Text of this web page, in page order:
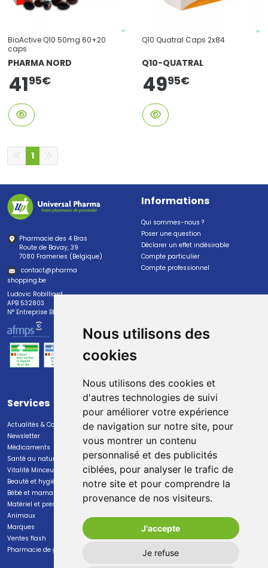
Nous utilisons des
cookies
Nous utilisons des cookies et
d'autres technologies de suivi
pour améliorer votre expérience
de navigation sur notre site, pour
vous montrer un contenu
personnalisé et des publicités
ciblées, pour analyser le trafic de
notre site et pour comprendre la
provenance de nos visiteurs.
J'accepte
Je refuse
BioActive Q10 50mg 60+20
caps
PHARMA NORD
4195€
Q10 Quatral Caps 2x84
Q10-QUATRAL
4995€
1
Pharmacie des 4 Bras
Route de Bavay, 39
7080 Frameries (Belgique)
contact@pharma
shopping.be
Ludovic Robilliard
APB 532803
N° Entreprise BE0447.382.113
Informations
Qui sommes-nous ?
Poser une question
Déclarer un effet indésirable
Compte particulier
Compte professionnel
Services
Actualités & Conseils
Newsletter
Médicaments
Santé au naturel
Vitalité Minceur Nutrition
Beauté et hygiène
Bébé et maman
Matériel et premiers soins
Animaux
Marques
Ventes flash
Pharmacie de garde
Paiement
Paiement sécurisé
Livraison
Livraison dans un Point Relais